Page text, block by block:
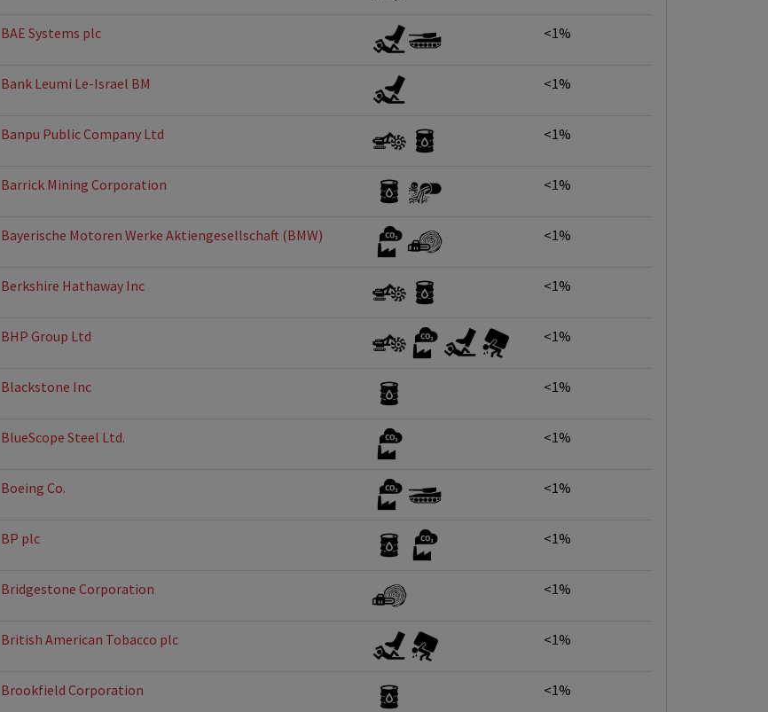
BAE Systems plc <1%
Bank Leumi Le-Israel BM <1%
Banpu Public Company Ltd <1%
Barrick Mining Corporation <1%
Bayerische Motoren Werke Aktiengesellschaft (BMW) <1%
Berkshire Hathaway Inc <1%
BHP Group Ltd <1%
Blackstone Inc <1%
BlueScope Steel Ltd. <1%
Boeing Co. <1%
BP plc <1%
Bridgestone Corporation <1%
British American Tobacco plc <1%
Brookfield Corporation <1%